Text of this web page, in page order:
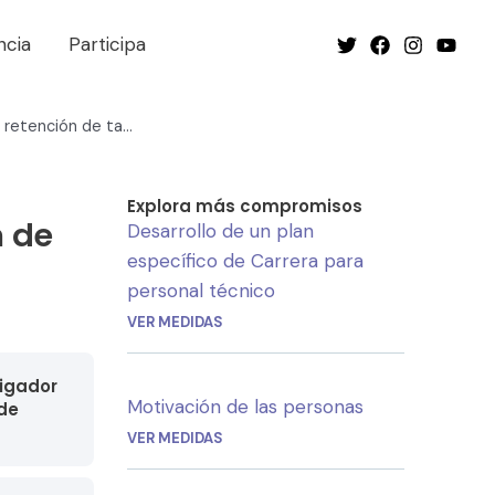
Participa
Fomento de la atracción y retención de talento
de
Explora más compromisos
Desarrollo de un plan
específico de Carrera para
personal técnico
VER MEDIDAS
Motivación de las personas
VER MEDIDAS